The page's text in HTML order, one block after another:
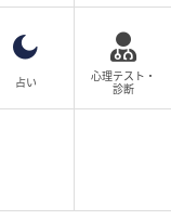
占い
心理テスト・
診断